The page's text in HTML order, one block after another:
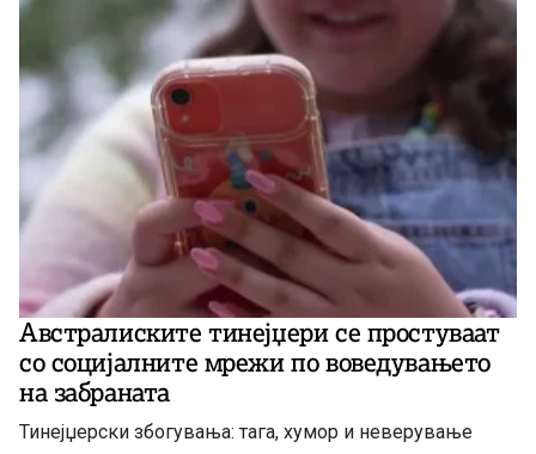
Австралиските тинејџери се простуваат
со социјалните мрежи по воведувањето
на забраната
Тинејџерски збогувања: тага, хумор и неверување